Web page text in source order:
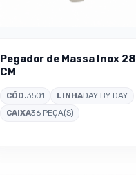
Pegador de Massa Inox 28
CM
CÓD.3501 LINHADAY BY DAY
CAIXA36 PEÇA(S)